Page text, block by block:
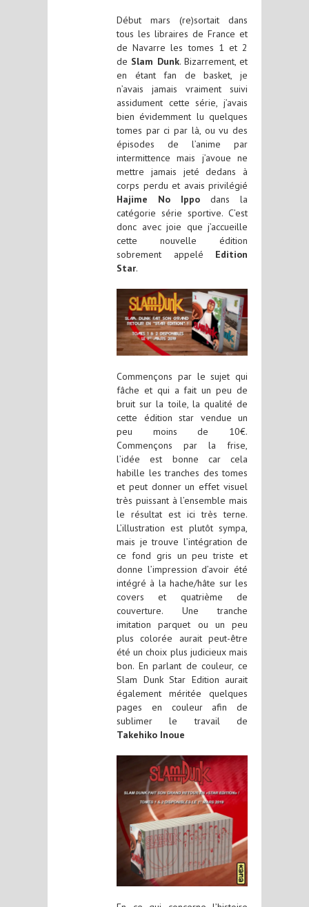
Début mars (re)sortait dans
tous les libraires de France et
de Navarre les tomes 1 et 2
de Slam Dunk. Bizarrement, et
en étant fan de basket, je
n’avais jamais vraiment suivi
assidument cette série, j’avais
bien évidemment lu quelques
tomes par ci par là, ou vu des
épisodes de l’anime par
intermittence mais j’avoue ne
mettre jamais jeté dedans à
corps perdu et avais privilégié
Hajime No Ippo dans la
catégorie série sportive. C’est
donc avec joie que j’accueille
cette nouvelle édition
sobrement appelé Edition
Star.
Commençons par le sujet qui
fâche et qui a fait un peu de
bruit sur la toile, la qualité de
cette édition star vendue un
peu moins de 10€.
Commençons par la frise,
l’idée est bonne car cela
habille les tranches des tomes
et peut donner un effet visuel
très puissant à l’ensemble mais
le résultat est ici très terne.
L’illustration est plutôt sympa,
mais je trouve l’intégration de
ce fond gris un peu triste et
donne l’impression d’avoir été
intégré à la hache/hâte sur les
covers et quatrième de
couverture. Une tranche
imitation parquet ou un peu
plus colorée aurait peut-être
été un choix plus judicieux mais
bon. En parlant de couleur, ce
Slam Dunk Star Edition aurait
également méritée quelques
pages en couleur afin de
sublimer le travail de
Takehiko Inoue